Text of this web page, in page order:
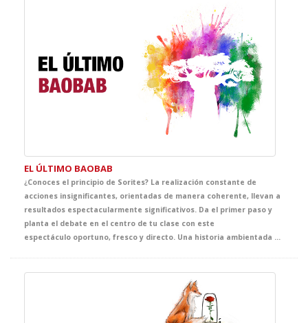
EL ÚLTIMO BAOBAB
¿Conoces el principio de Sorites? La realización constante de
acciones insignificantes, orientadas de manera coherente, llevan a
resultados espectacularmente significativos. Da el primer paso y
planta el debate en el centro de tu clase con este